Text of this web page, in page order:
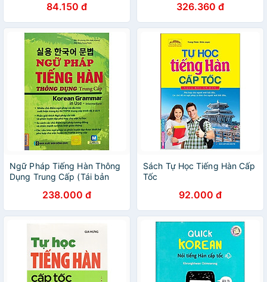
84.150 đ
Trình Và Sách Bài Tập ) Bản
In 2 Màu ( tặng kèm bút
Galaxy )
326.360 đ
Ngữ Pháp Tiếng Hàn Thông
Dụng Trung Cấp (Tái bản
238.000 đ
Sách Tự Học Tiếng Hàn Cấp
Tốc
92.000 đ